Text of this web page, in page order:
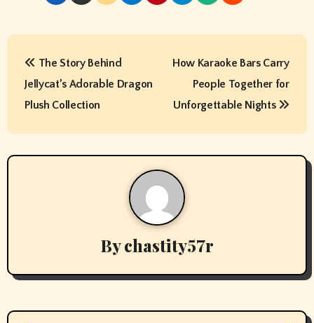
P
t
n
g
a
The Story Behind
Jellycat’s Adorable Dragon
Plush Collection
How Karaoke Bars Carry
People Together for
Unforgettable Nights
Bychastity57r